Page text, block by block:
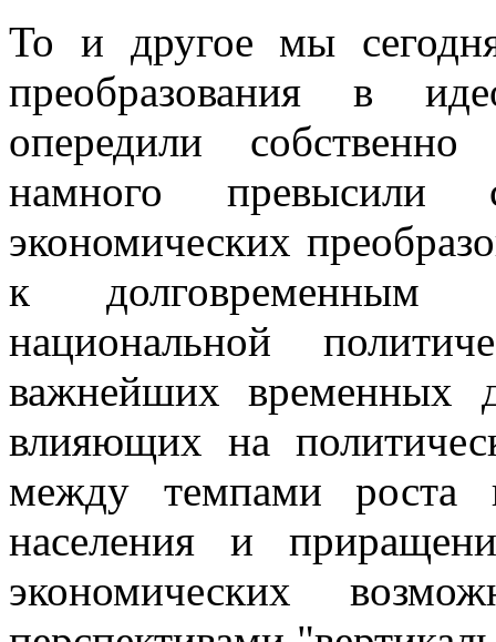
То и другое мы
преобразования в
опередили
намного превысили
экономических
к долговременным
национальной
важнейших временных
влияющих на
между темпами роста
населения и
экономических